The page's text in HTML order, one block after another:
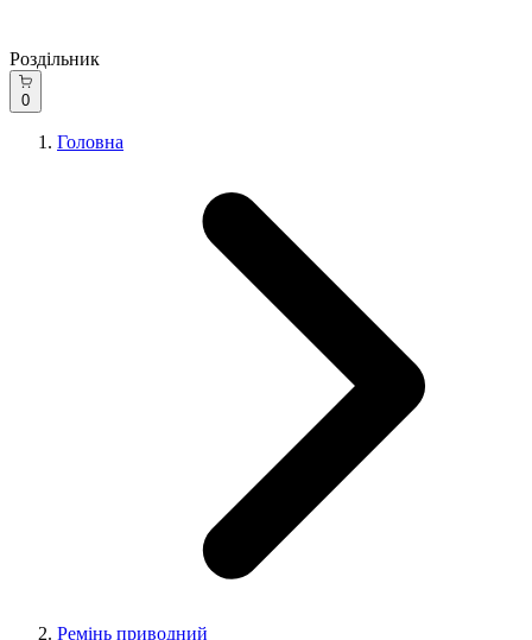
Роздільник
0
Головна
Ремінь приводний